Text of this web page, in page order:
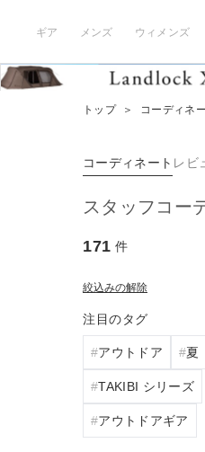
ギア メンズ ウィメンズ
トップ ＞ コーディネ
コーディネート レビ
スタッフコー
171 件
絞込みの解除
注目のタグ
アウトドア 夏
TAKIBI シリーズ
アウトドアギア